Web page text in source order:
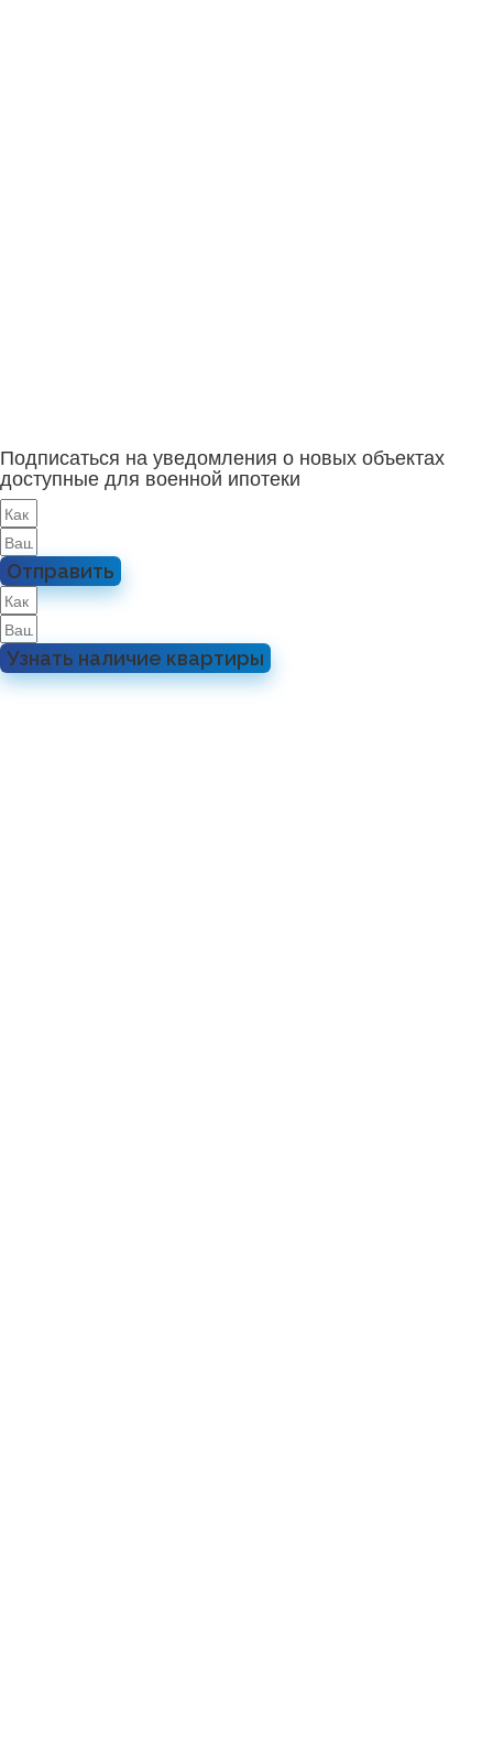
Подписаться на уведомления о новых объектах
доступные для военной ипотеки
Отправить
Узнать наличие квартиры